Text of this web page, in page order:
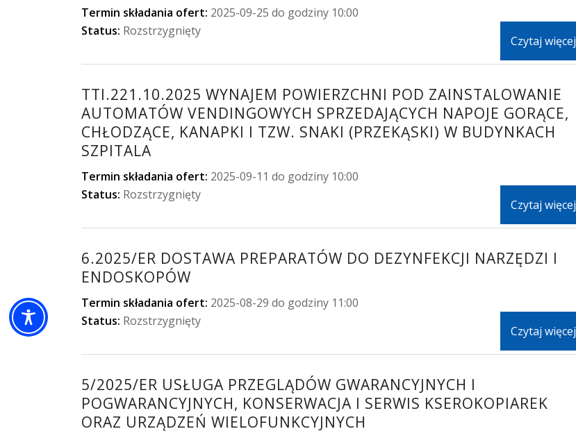
Termin składania ofert: 2025-09-25 do godziny 10:00
Status: Rozstrzygnięty
Czytaj więcej
TTI.221.10.2025 WYNAJEM POWIERZCHNI POD ZAINSTALOWANIE
AUTOMATÓW VENDINGOWYCH SPRZEDAJĄCYCH NAPOJE GORĄCE,
CHŁODZĄCE, KANAPKI I TZW. SNAKI (PRZEKĄSKI) W BUDYNKACH
SZPITALA
Termin składania ofert: 2025-09-11 do godziny 10:00
Status: Rozstrzygnięty
Czytaj więcej
6.2025/ER DOSTAWA PREPARATÓW DO DEZYNFEKCJI NARZĘDZI I
ENDOSKOPÓW
Termin składania ofert: 2025-08-29 do godziny 11:00
Status: Rozstrzygnięty
Czytaj więcej
5/2025/ER USŁUGA PRZEGLĄDÓW GWARANCYJNYCH I
POGWARANCYJNYCH, KONSERWACJA I SERWIS KSEROKOPIAREK
ORAZ URZĄDZEŃ WIELOFUNKCYJNYCH